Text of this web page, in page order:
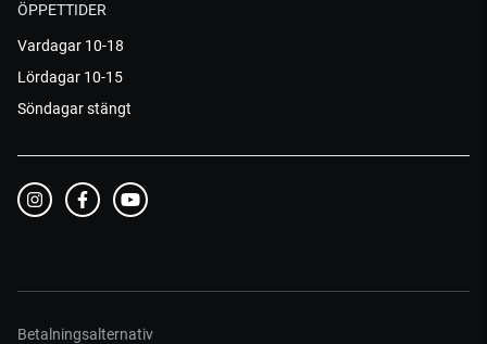
ÖPPETTIDER
Vardagar 10-18
Lördagar 10-15
Söndagar stängt
Betalningsalternativ